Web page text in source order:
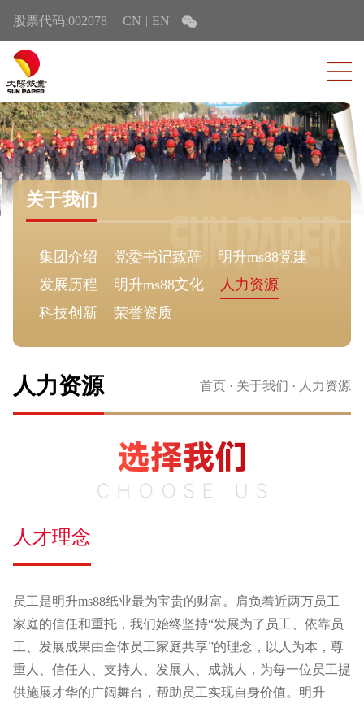
股票代码:002078 CN EN
关于我们
集团介绍 党委书记致辞
明升ms88党建
发展历程
明升ms88文化
人力资源
科技创新
荣誉资质
首页 · 关于我们 · 人力资源
人力资源
人才理念
员工是明升ms88纸业最为宝贵的财富。肩负着近两万员工
家庭的信任和重托，我们始终坚持“发展为了员工、依靠员
工、发展成果由全体员工家庭共享”的理念，以人为本，尊
重人、信任人、支持人、发展人、成就人，为每一位员工提
供施展才华的广阔舞台，帮助员工实现自身价值。明升